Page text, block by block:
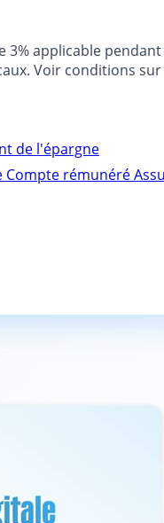
3% applicable
Voir conditions
de l'épargne
Compte rémunéré